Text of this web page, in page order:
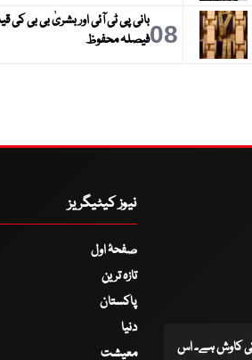
08بانی پی ٹی آئی اور بشریٰ بی بی کی
فیصلہ محفوظ
کی کاوش ہے۔ اس
نیوز کیٹیگریز
صفحۂ اول
تازہ ترین
پاکستان
دنیا
معیشت